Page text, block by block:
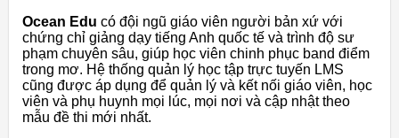
Ocean Edu có đội ngũ giáo viên người bản xứ với
chứng chỉ giảng dạy tiếng Anh quốc tế và trình độ sư
phạm chuyên sâu, giúp học viên chinh phục band điểm
trong mơ. Hệ thống quản lý học tập trực tuyến LMS
cũng được áp dụng để quản lý và kết nối giáo viên, học
viên và phụ huynh mọi lúc, mọi nơi và cập nhật theo
mẫu đề thi mới nhất.